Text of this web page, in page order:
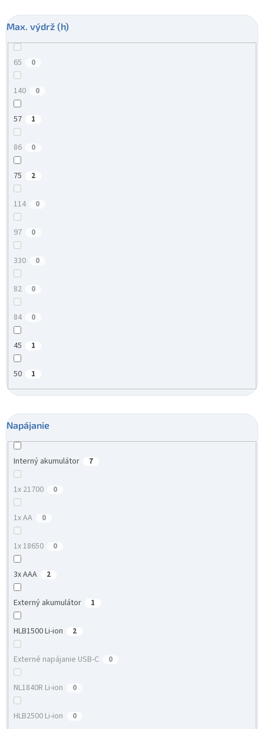
Max. výdrž (h)
65 0
140 0
57 1
86 0
75 2
114 0
97 0
330 0
82 0
84 0
45 1
50 1
Napájanie
Interný akumulátor 7
1x 21700 0
1x AA 0
1x 18650 0
3x AAA 2
Externý akumulátor 1
HLB1500 Li-ion 2
Externé napájanie USB-C 0
NL1840R Li-ion 0
HLB2500 Li-ion 0